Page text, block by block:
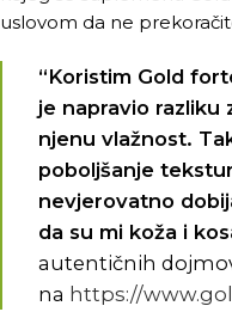
uslovom da ne
“Koristim Gold
je napravio razliku
njenu vlažnost.
poboljšanje
nevjerovatno
da su mi koža i
autentičnih
na https://